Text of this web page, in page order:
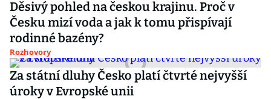
Děsivý pohled na českou krajinu. Proč v
Česku mizí voda a jak k tomu přispívají
rodinné bazény?
Rozhovory
Za státní dluhy Česko platí čtvrté nejvyšší
úroky v Evropské unii